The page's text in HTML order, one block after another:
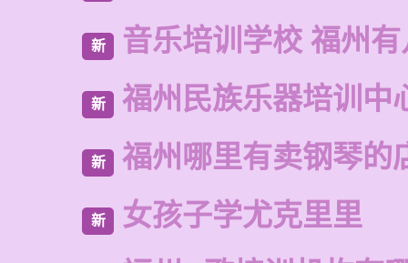
新 音乐培训学校 福州
新 福州民族乐器培训中
新 福州哪里有卖钢琴的
新
女孩子学尤克里里